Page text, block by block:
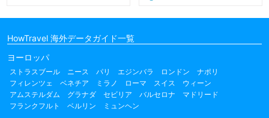
HowTravel 海外データガイド一覧
ヨーロッパ
ストラスブール ニース パリ エジンバラ ロンドン
ナポリ
フィレンツェ
ベネチア ミラノ ローマ スイス
ウィーン
アムステルダム
グラナダ セビリア バルセロナ
マドリード
フランクフルト
ベルリン ミュンヘン